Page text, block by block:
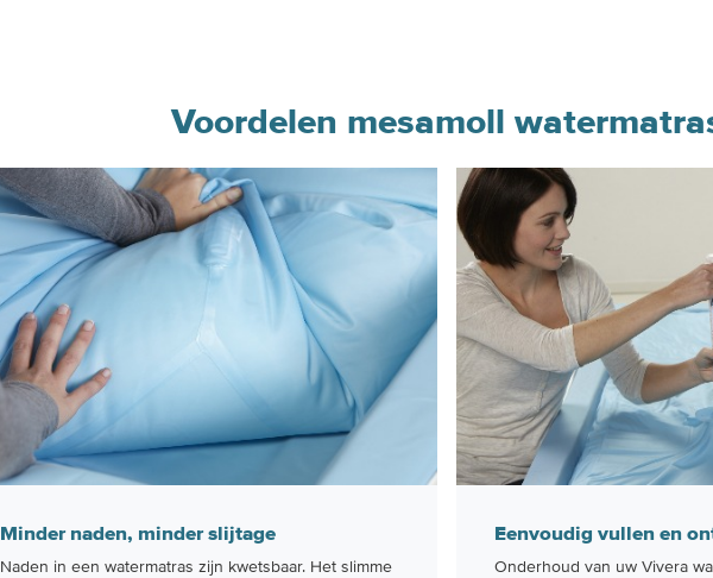
Voordelen mesamoll
Minder naden, minder slijtage
Naden in een watermatras zijn kwetsbaar. Het slimme
Eenvoudig vullen en
Onderhoud van uw Vivera